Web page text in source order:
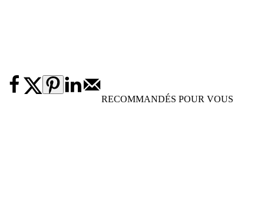
RECOMMANDÉS POUR VOUS